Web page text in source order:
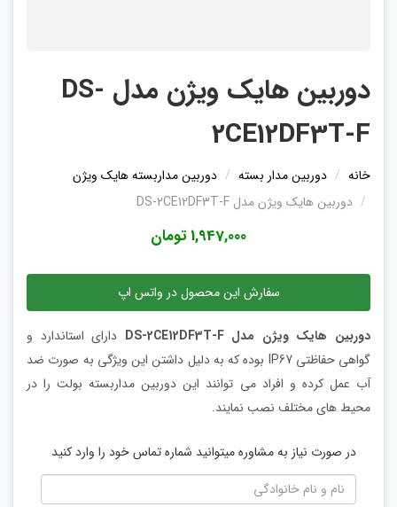
دوربین هایک ویژن مدل DS-
2CE12DF3T-F
خانه دوربین مدار بسته
دوربین مداربسته هایک ویژن
دوربین هایک ویژن مدل DS-2CE12DF3T-F
1,947,000 تومان
سفارش این محصول در واتس اپ
دوربین هایک ویژن مدل DS-2CE12DF3T-F
دارای استاندارد و
گواهی حفاظتی IP67 بوده که به دلیل داشتن این ویژگی به صورت ضد
آب عمل کرده و افراد می توانند این دوربین مداربسته بولت را در
محیط های مختلف نصب نمایند.
در صورت نیاز به مشاوره میتوانید شماره تماس خود را وارد کنید